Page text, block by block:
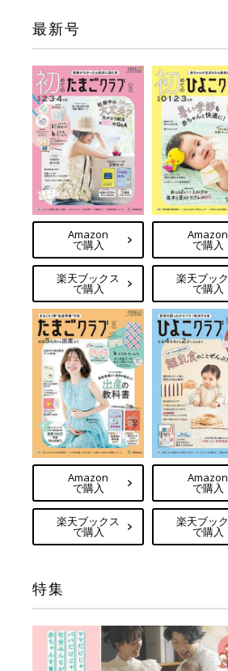
最新号
Amazon
で購入
楽天ブックス
で購入
Amazon
で購入
楽天ブッ
で購入
Amazon
で購入
楽天ブックス
で購入
Amazon
で購入
楽天ブッ
で購入
特集